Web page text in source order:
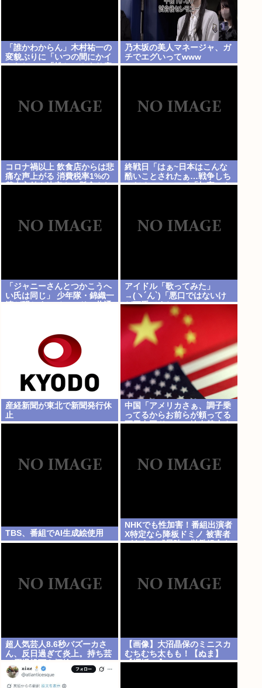
「誰かわからん」木村祐一の
変貌ぶりに「いつの間にかイ
ケおじに」「松ちゃんより痩
乃木坂の美人マネージャ、ガ
チでエグいってwww
コロナ禍以上 飲食店からは悲
痛な声上がる 消費税率1%の
基本方針を決定も…懸念され
終戦日「はぁ~日本はこんな
酷いことされたぁ…戦争しち
ゃだめぇ…」ワイ「加害にも
「ジャニーさんとつかこうへ
い氏は同じ」 少年隊・錦織一
アイドル「歌ってみた」
→(ヽ´ん`)「悪口ではないけ
ど下手ですね」
産経新聞が東北で新聞発行休
止
中国「アメリカさぁ、調子乗
ってるからお前らが頼ってる
軍用中国ドローン輸出禁止す
TBS、番組でAI生成絵使用
NHKでも性加害！番組出演者
X特定なら降板ドミノ 被害者
があえて〝最強〟労働組合を
超人気芸人8.6秒バズーカさ
ん、反日過ぎて炎上。持ち芸
で原爆投下を揶揄
【画像】大沼晶保のミニスカ
むちむち太もも！【ぬま】
【櫻坂46】